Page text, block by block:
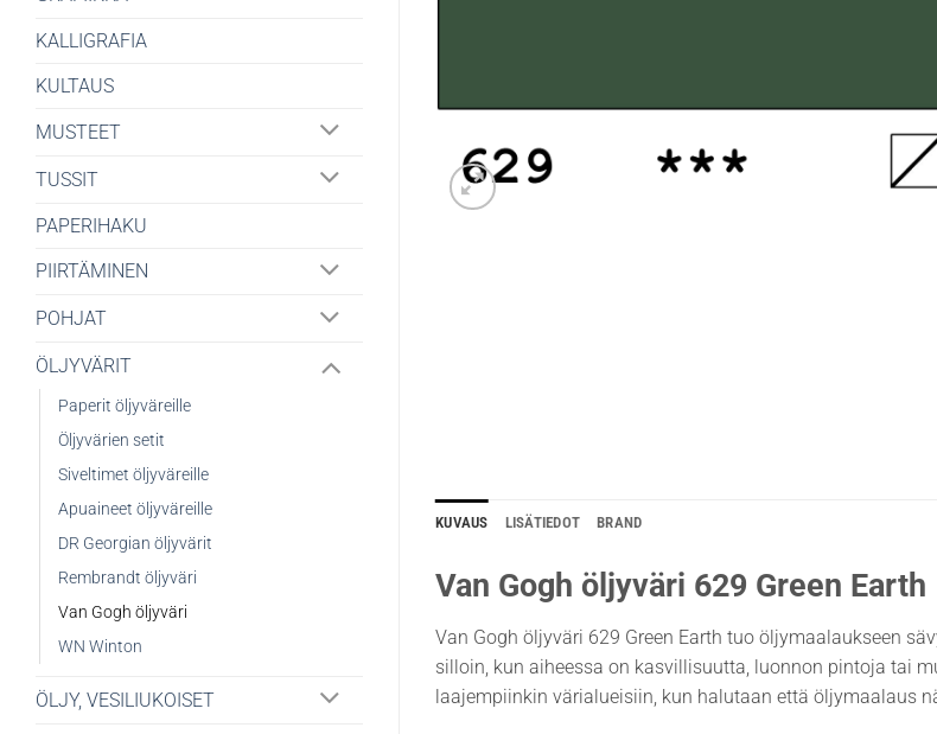
KALLIGRAFIA
KULTAUS
MUSTEET
TUSSIT
PAPERIHAKU
PIIRTÄMINEN
POHJAT
ÖLJYVÄRIT
Paperit öljyväreille
Öljyvärien setit
Siveltimet öljyväreille
Apuaineet öljyväreille
DR Georgian öljyvärit
Rembrandt öljyväri
Van Gogh öljyväri
WN Winton
ÖLJY, VESILIUKOISET
KUVAUS LISÄTIEDOT BRAND
Van Gogh öljyväri 629 Green Earth
Van Gogh öljyväri 629 Green Earth tuo öljymaalaukseen
silloin, kun aiheessa on kasvillisuutta, luonnon pintoja tai
laajempiinkin värialueisiin, kun halutaan että öljymaalaus